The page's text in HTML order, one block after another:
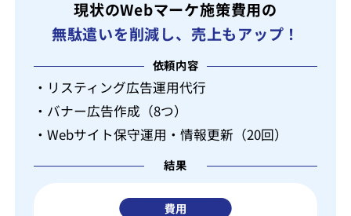
現状のWebマーケ施策費用の
無駄遣いを削減し、売上もアップ！
依頼内容
・リスティング広告運用代行
・バナー広告作成（8つ）
・Webサイト保守運用・情報更新（20回）
結果